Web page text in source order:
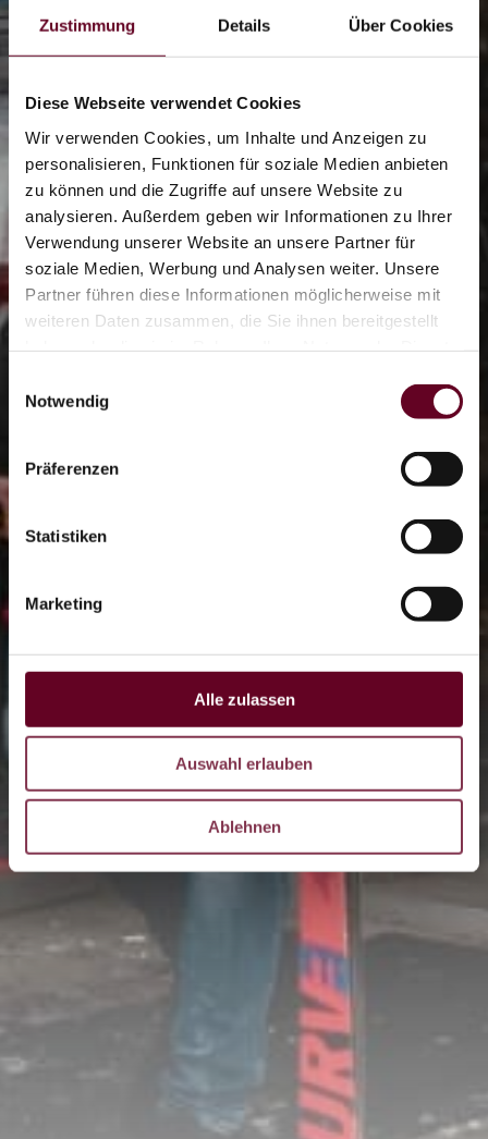
Zustimmung Details Über Cookies
Diese Webseite verwendet Cookies
Wir verwenden Cookies, um Inhalte und Anzeigen zu
personalisieren, Funktionen für soziale Medien anbieten
zu können und die Zugriffe auf unsere Website zu
analysieren. Außerdem geben wir Informationen zu Ihrer
Verwendung unserer Website an unsere Partner für
soziale Medien, Werbung und Analysen weiter. Unsere
Partner führen diese Informationen möglicherweise mit
weiteren Daten zusammen, die Sie ihnen bereitgestellt
Notwendig
Präferenzen
Statistiken
Marketing
Alle zulassen
Auswahl erlauben
Ablehnen
0/13
0/2
Coaster